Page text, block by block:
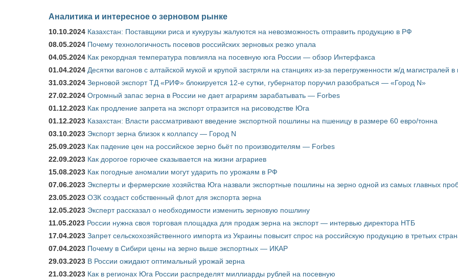
Аналитика и интересное о зерновом рынке
10.10.2024 Казахстан: Поставщики риса и кукурузы жалуются на невозможность отправить продукцию в РФ
08.05.2024 Почему технологичность посевов российских зерновых резко упала
04.05.2024 Как рекордная температура повлияла на посевную юга России — обзор Интерфакса
01.04.2024 Десятки вагонов с алтайской мукой и крупой застряли на станциях из-за перегруженности ж/д магистралей
31.03.2024 Зерновой экспорт ТД «РИФ» блокируется 12-е сутки, губернатор поручил разобраться — «Город N»
27.02.2024 Огромный запас зерна в России не дает аграриям зарабатывать — Forbes
01.12.2023 Как продление запрета на экспорт отразится на рисоводстве Юга
01.12.2023 Казахстан: Власти рассматривают введение экспортной пошлины на пшеницу в размере 60 евро/тонна
03.10.2023 Экспорт зерна близок к коллапсу — Город N
25.09.2023 Как падение цен на российское зерно бьёт по производителям — Forbes
22.09.2023 Как дорогое горючее сказывается на жизни аграриев
15.08.2023 Как погодные аномалии могут ударить по урожаям в РФ
07.06.2023 Эксперты и фермерские хозяйства Юга назвали экспортные пошлины на зерно одной из самых главных
23.05.2023 ОЗК создаст собственный флот для экспорта зерна
12.05.2023 Эксперт рассказал о необходимости изменить зерновую пошлину
11.05.2023 России нужна своя торговая площадка для продаж зерна на экспорт — интервью директора НТБ
17.04.2023 Запрет сельскохозяйственного импорта из Украины повысит спрос на российскую продукцию в третьих
07.04.2023 Почему в Сибири цены на зерно выше экспортных — ИКАР
29.03.2023 В России ожидают оптимальный урожай зерна
21.03.2023 Как в регионах Юга России распределят миллиарды рублей на посевную